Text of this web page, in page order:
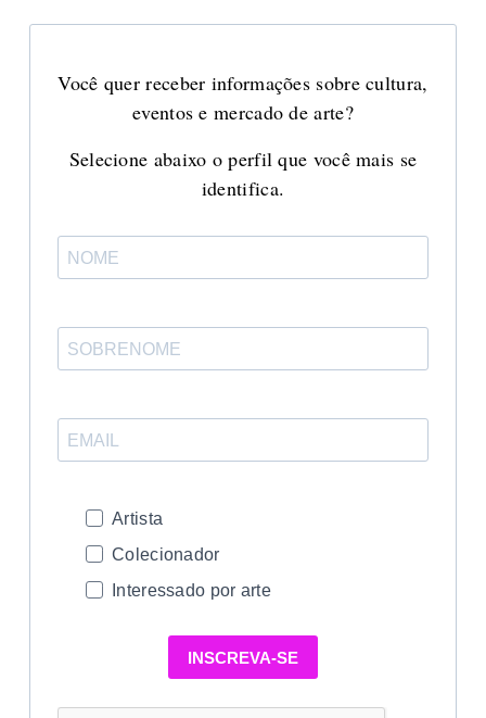
Você quer receber informações sobre cultura,
eventos e mercado de arte?
Selecione abaixo o perfil que você mais se
identifica.
Artista
Colecionador
Interessado por arte
INSCREVA-SE